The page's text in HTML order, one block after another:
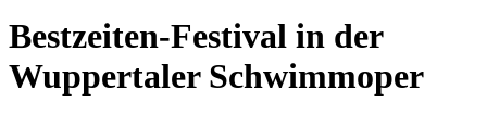
Bestzeiten-Festival in der
Wuppertaler Schwimmoper